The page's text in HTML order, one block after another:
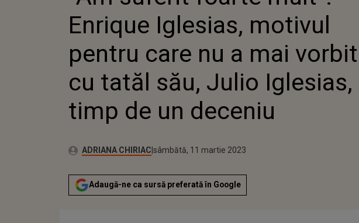
CU TATĂL SĂU, JULIO IGLESIAS,
TIMP DE UN DECENIU
Enrique Iglesias, motivul
pentru care nu a mai vorbit
cu tatăl său, Julio Iglesias,
timp de un deceniu
Autor:ADRIANA CHIRIACPublicat:
joi, 9 martie 2023
Actualizat:
sâmbătă, 11 martie 2023
Adaugă-ne ca sursă preferată în Google